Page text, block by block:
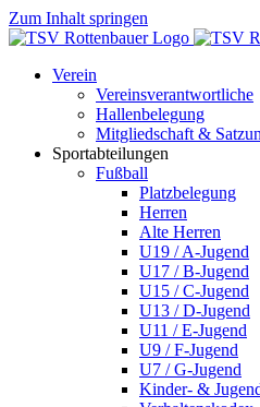
Zum Inhalt springen
Verein
Vereinsverantwortliche
Hallenbelegung
Mitgliedschaft &
Sportabteilungen
Fußball
Platzbelegung
Herren
Alte Herren
U19 / A-Jugend
U17 / B-Jugend
U15 / C-Jugend
U13 / D-Jugend
U11 / E-Jugend
U9 / F-Jugend
U7 / G-Jugend
Kinder- &